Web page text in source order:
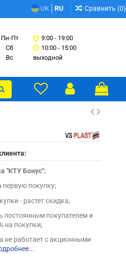
UK RU Сравнить (0)
Пн-Пт
Сб
Вс
9:00 - 19:00
10:00 - 15:00
выходной
"КТУ Бонус":
первую покупку;
- растет скидка;
постоянным покупателем и
на покупки;
не работает с акционными